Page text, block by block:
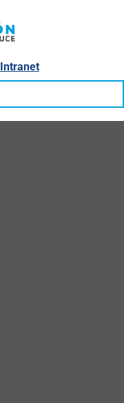
Intranet